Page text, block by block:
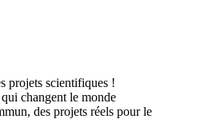
projets scientifiques !
changent le monde
des projets réels pour le